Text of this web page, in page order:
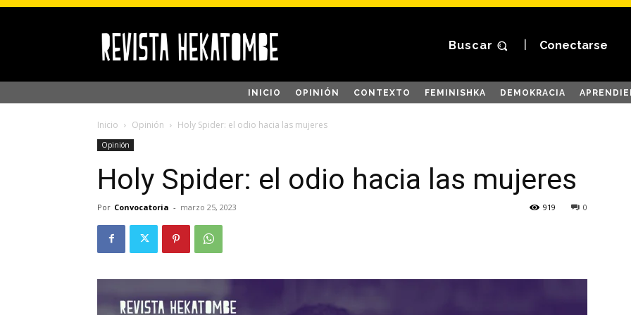
Buscar Conectarse
INICIO OPINIÓN CONTEXTO FEMINISHKA DEMOKRACIA
Inicio Opinión Holy Spider: el odio hacia las mujeres
Opinión
Holy Spider: el odio hacia las mujeres
Por Convocatoria - marzo 25, 2023 0
919